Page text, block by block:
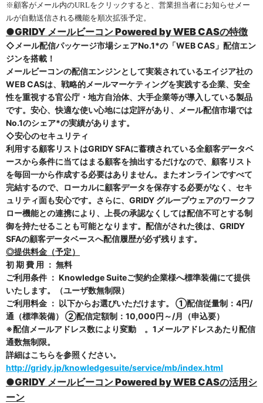
※顧客がメール内のURLをクリックすると、営業担当者にお知らせメー
ルが自動送信される機能を順次拡張予定。
●GRIDY メールビーコンPowered by WEB CASの特徴
◇メール配信パッケージ市場シェアNo.1*の「WEB CAS」配信エン
ジンを搭載！
メールビーコンの配信エンジンとして実装されているエイジア社の
WEB CASは、戦略的メールマーケティングを実践する企業、安全
性を重視する官公庁・地方自治体、大手企業等が導入している製品
です。安心、快適な使い心地には定評があり、メール配信市場では
No.1のシェア*の実績があります。
◇安心のセキュリティ
利用する顧客リストはGRIDY SFAに蓄積されている全顧客データベ
ースから条件に当てはまる顧客を抽出するだけなので、顧客リスト
を毎回一から作成する必要はありません。またオンラインですべて
完結するので、ローカルに顧客データを保存する必要がなく、セキ
ュリティ面も安心です。さらに、GRIDY グループウェアのワークフ
ロー機能との連携により、上長の承認なくしては配信不可とする制
御を持たせることも可能となります。 配信がされた後は、 GRIDY
SFAの顧客データベースへ配信履歴が必ず残ります。
◎提供料金（予定）
初 期 費 用 ： 無料
ご利用条件 ： Knowledge Suiteご契約企業様へ標準装備にて提供
いたします。（ユーザ数無制限）
ご利用料金 ： 以下からお選びいただけます。 ①配信従量制：4円/
通（標準装備） ②配信定額制：10,000円～/月（申込要）
※配信メールアドレス数により変動 。1メールアドレスあたり配信
通数無制限。
詳細はこちらを参照ください。
http://gridy.jp/knowledgesuite/service/mb/index.html
●GRIDY メールビーコンPowered by WEB CASの活用シ
ーン